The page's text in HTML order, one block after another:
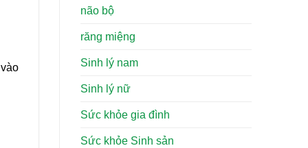
não bộ
răng miệng
Sinh lý nam
Sinh lý nữ
Sức khỏe gia đình
Sức khỏe Sinh sản